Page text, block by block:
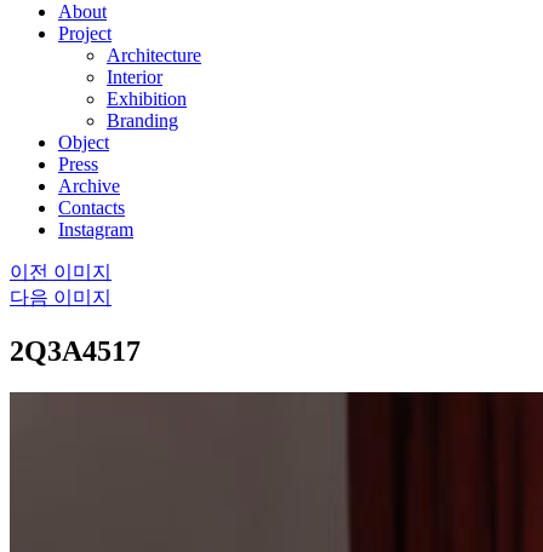
About
Project
Architecture
Interior
Exhibition
Branding
Object
Press
Archive
Contacts
Instagram
이전 이미지
다음 이미지
2Q3A4517